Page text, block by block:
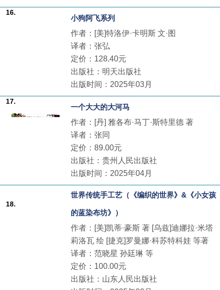
16.
小狗阿飞系列
作者：[美]特洛伊·卡明斯 文·图
译者：张弘
定价：128.40元
出版社：明天出版社
出版时间：2025年03月
17.
一个大大的大河马
作者：[丹] 雅各布·马丁·斯特里德 著
译者：张同
定价：89.00元
出版社：贵州人民出版社
出版时间：2025年04月
18.
世界传统手工艺（《编织的世界》&《小女孩
的蓝染布坊》）
作者：[美]凯蒂·豪斯 著 [乌兹]迪娜拉·米塔
莉洛瓦 绘 [捷克]罗曼娜·科苏特科娃 等著
译者：范晓星 孙廷琳 等
定价：100.00元
出版社：山东人民出版社